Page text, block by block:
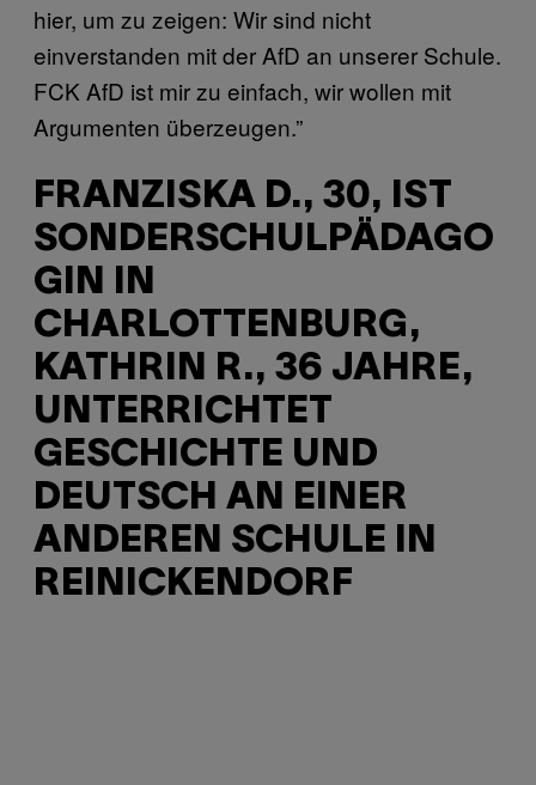
hier, um zu zeigen: Wir sind nicht
einverstanden mit der AfD an unserer Schule.
FCK AfD ist mir zu einfach, wir wollen mit
Argumenten überzeugen.”
FRANZISKA D., 30, IST
SONDERSCHULPÄDAGO
GIN IN
CHARLOTTENBURG,
KATHRIN R., 36 JAHRE,
UNTERRICHTET
GESCHICHTE UND
DEUTSCH AN EINER
ANDEREN SCHULE IN
REINICKENDORF